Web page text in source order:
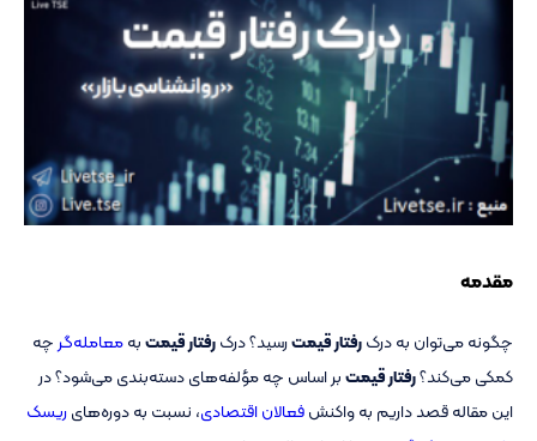
مقدمه
چگونه می‌توان به درکرفتار قیمترسید؟ درکرفتار قیمتبهمعامله‌گر چه
کمکی می‌کند؟رفتار قیمتبر اساس چه مؤلفه‌های دسته‌بندی می‌شود؟ در
این مقاله قصد داریم به واکنشفعالان اقتصادی، نسبت به دوره‌هایریسک‌